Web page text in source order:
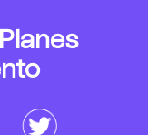
Planes